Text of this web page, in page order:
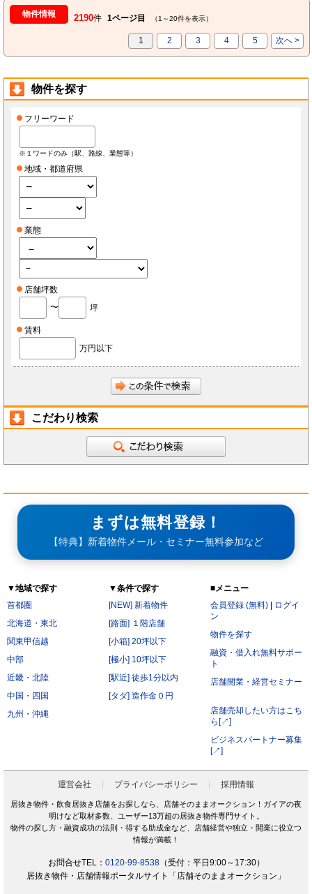
物件情報 2190件 1ページ目 （1～20件を表示）
1 2 3 4 5 次へ >
物件を探す
フリーワード
※１ワードのみ（駅、路線、業態等）
地域・都道府県
業態
店舗坪数
〜
坪
賃料
万円以下
こだわり検索
まずは無料登録！
【特典】新着物件メール・セミナー無料参加など
▼地域で探す
首都圏
北海道・東北
関東甲信越
中部
近畿・北陸
中国・四国
九州・沖縄
▼条件で探す
[NEW] 新着物件
[路面] １階店舗
[小箱] 20坪以下
[極小] 10坪以下
[駅近] 徒歩1分以内
[タダ] 造作金０円
■メニュー
会員登録 (無料)
ログイ
ン
物件を探す
融資・借入れ無料サポー
ト
店舗開業・経営セミナー
店舗売却したい方はこち
ら[↗]
ビジネスパートナー募集
[↗]
運営会社 プライバシーポリシー 採用情報
居抜き物件・飲食居抜き店舗をお探しなら、店舗そのままオークション！ガイアの夜
明けなど取材多数、ユーザー13万超の居抜き物件専門サイト。
物件の探し方・融資成功の法則・得する助成金など、店舗経営や独立・開業に役立つ
情報が満載！
お問合せTEL： 0120-99-8538（受付：平日9:00～17:30）
居抜き物件・店舗情報ポータルサイト「店舗そのままオークション」